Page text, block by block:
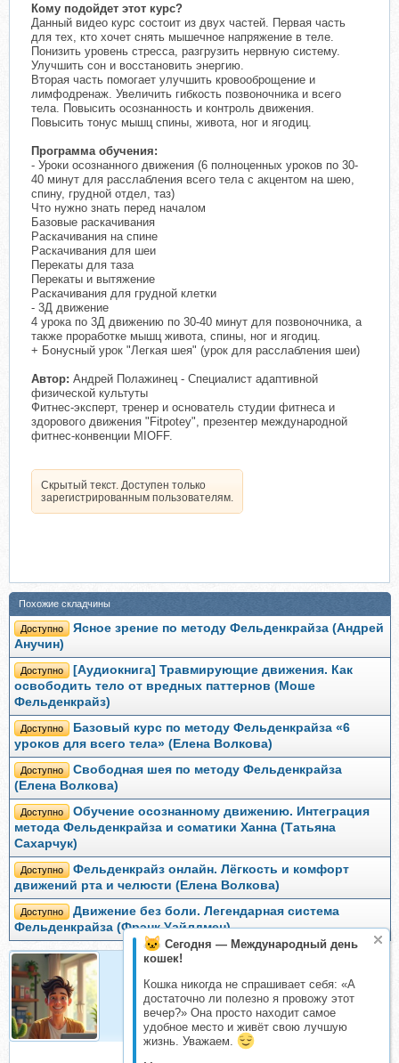
Сегодня — Международный день
кошек!
Кошка никогда не спрашивает себя: «А
достаточно ли полезно я провожу этот
вечер?» Она просто находит самое
удобное место и живёт свою лучшую
жизнь. Уважаем.
Кому подойдет этот курс?
Данный видео курс состоит из двух частей. Первая часть
для тех, кто хочет снять мышечное напряжение в теле.
Понизить уровень стресса, разгрузить нервную систему.
Улучшить сон и восстановить энергию.
Вторая часть помогает улучшить кровооброщение и
лимфодренаж. Увеличить гибкость позвоночника и всего
тела. Повысить осознанность и контроль движения.
Повысить тонус мышц спины, живота, ног и ягодиц.
Программа обучения:
- Уроки осознанного движения (6 полноценных уроков по 30-
40 минут для расслабления всего тела с акцентом на шею,
спину, грудной отдел, таз)
Что нужно знать перед началом
Базовые раскачивания
Раскачивания на спине
Раскачивания для шеи
Перекаты для таза
Перекаты и вытяжение
Раскачивания для грудной клетки
- 3Д движение
4 урока по 3Д движению по 30-40 минут для позвоночника, а
также проработке мышц живота, спины, ног и ягодиц.
+ Бонусный урок "Легкая шея" (урок для расслабления шеи)
Автор: Андрей Полажинец - Специалист адаптивной
физической культуты
Фитнес-эксперт, тренер и основатель студии фитнеса и
здорового движения "Fitpotey", презентер международной
фитнес-конвенции MIOFF.
Скрытый текст. Доступен только
зарегистрированным пользователям.
Похожие складчины
Доступно
Ясное зрение по методу Фельденкрайза (Андрей
Анучин)
Доступно
[Аудиокнига] Травмирующие движения. Как
освободить тело от вредных паттернов (Моше
Фельденкрайз)
Доступно
Базовый курс по методу Фельденкрайза «6
уроков для всего тела» (Елена Волкова)
Доступно
Свободная шея по методу Фельденкрайза
(Елена Волкова)
Доступно
Обучение осознанному движению. Интеграция
метода Фельденкрайза и соматики Ханна (Татьяна
Сахарчук)
Доступно
Фельденкрайз онлайн. Лёгкость и комфорт
движений рта и челюсти (Елена Волкова)
Доступно
Движение без боли. Легендарная система
Фельденкрайза (Фрэнк Уайлдмен)
Организатор
Организатор складчин